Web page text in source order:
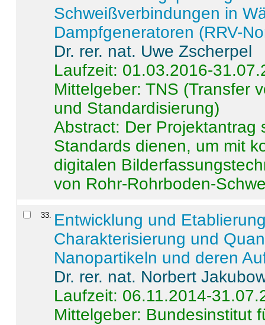
Schweißverbindungen in
Dampfgeneratoren (RRV-
Dr. rer. nat. Uwe Zscherpel
Laufzeit: 01.03.2016-
Mittelgeber: TNS (Transfer
und Standardisierung)
Abstract: Der Projektantrag
Standards dienen, um mit
digitalen
von Rohr-Rohrboden-
33. Entwicklung und
Charakterisierung und
Nanopartikeln und deren
Dr. rer. nat. Norbert
Laufzeit: 06.11.2014-
Mittelgeber: Bundesinstitut